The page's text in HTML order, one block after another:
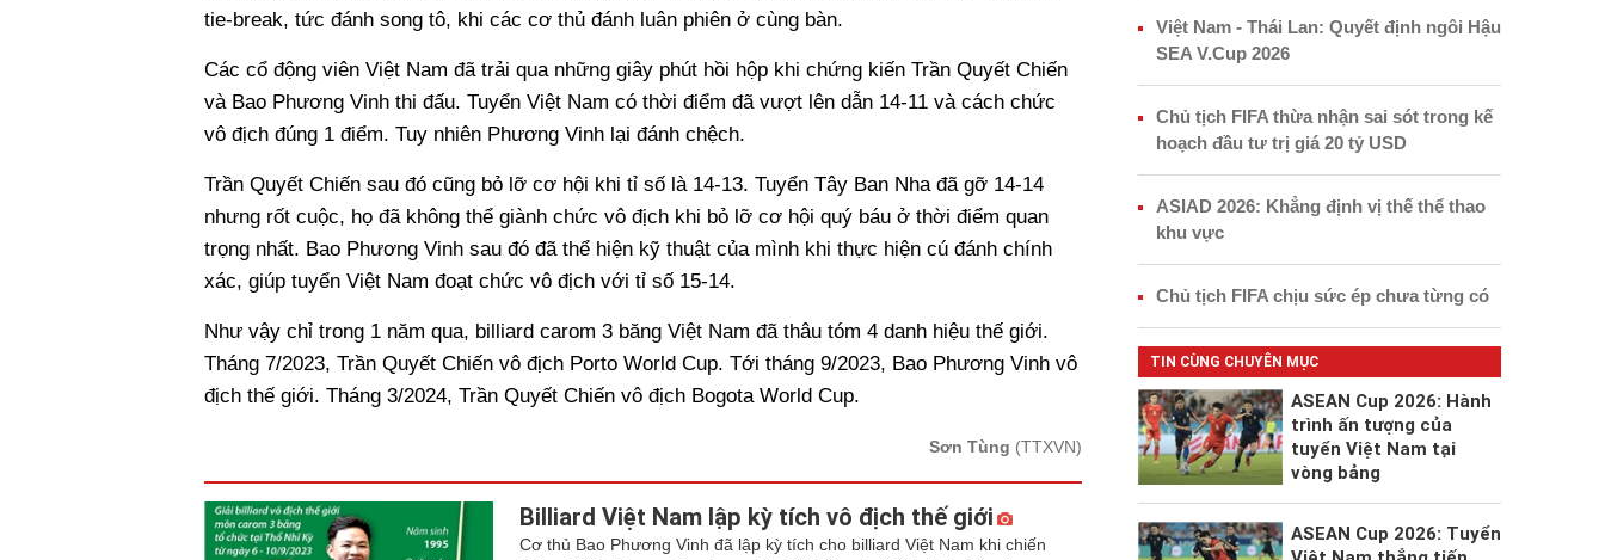
tie-break, tức đánh song tô, khi các cơ thủ đánh luân phiên ở cùng bàn.
Các cổ động viên Việt Nam đã trải qua những giây phút hồi hộp khi chứng kiến Trần Quyết Chiến
và Bao Phương Vinh thi đấu. Tuyển Việt Nam có thời điểm đã vượt lên dẫn 14-11 và cách chức
vô địch đúng 1 điểm. Tuy nhiên Phương Vinh lại đánh chệch.
Trần Quyết Chiến sau đó cũng bỏ lỡ cơ hội khi tỉ số là 14-13. Tuyển Tây Ban Nha đã gỡ 14-14
nhưng rốt cuộc, họ đã không thể giành chức vô địch khi bỏ lỡ cơ hội quý báu ở thời điểm quan
trọng nhất. Bao Phương Vinh sau đó đã thể hiện kỹ thuật của mình khi thực hiện cú đánh chính
xác, giúp tuyển Việt Nam đoạt chức vô địch với tỉ số 15-14.
Như vậy chỉ trong 1 năm qua, billiard carom 3 băng Việt Nam đã thâu tóm 4 danh hiệu thế giới.
Tháng 7/2023, Trần Quyết Chiến vô địch Porto World Cup. Tới tháng 9/2023, Bao Phương Vinh vô
địch thế giới. Tháng 3/2024, Trần Quyết Chiến vô địch Bogota World Cup.
Sơn Tùng (TTXVN)
Billiard Việt Nam lập kỳ tích vô địch thế giới
Cơ thủ Bao Phương Vinh đã lập kỳ tích cho billiard Việt Nam khi chiến
Việt Nam - Thái Lan: Quyết định ngôi Hậu
SEA V.Cup 2026
Chủ tịch FIFA thừa nhận sai sót trong kế
hoạch đầu tư trị giá 20 tỷ USD
ASIAD 2026: Khẳng định vị thế thể thao
khu vực
Chủ tịch FIFA chịu sức ép chưa từng có
TIN CÙNG CHUYÊN MỤC
ASEAN Cup 2026: Hành
trình ấn tượng của
tuyển Việt Nam tại
vòng bảng
ASEAN Cup 2026: Tuyển